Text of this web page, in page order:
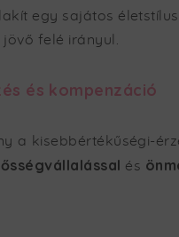
egy sajátos
felé irányul.
és kompenzáció
a kisebbértékűségi-
és